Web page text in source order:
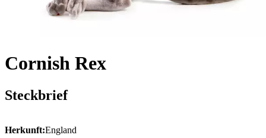
Cornish Rex
Steckbrief
Herkunft:England